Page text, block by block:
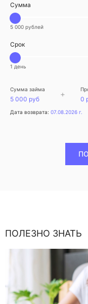
Сумма
5 000 рублей
Срок
1 день
Сумма займа
5 000 руб
+
0
Дата возврата: 07.08.2026 г.
ПОЛЕЗНО ЗНАТЬ